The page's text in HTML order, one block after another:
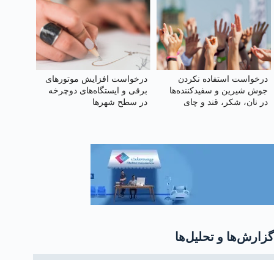
درخواست استفاده نکردن
جوش شیرین و سفیدکننده‌ها
در نان، شکر، قند و چای
درخواست افزایش موتورهای
برقی و ایستگاه‌های دوچرخه
در سطح شهرها
گزارش‌ها و تحلیل‌ها